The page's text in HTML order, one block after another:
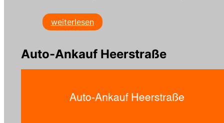
weiterlesen
Auto-Ankauf Heerstraße